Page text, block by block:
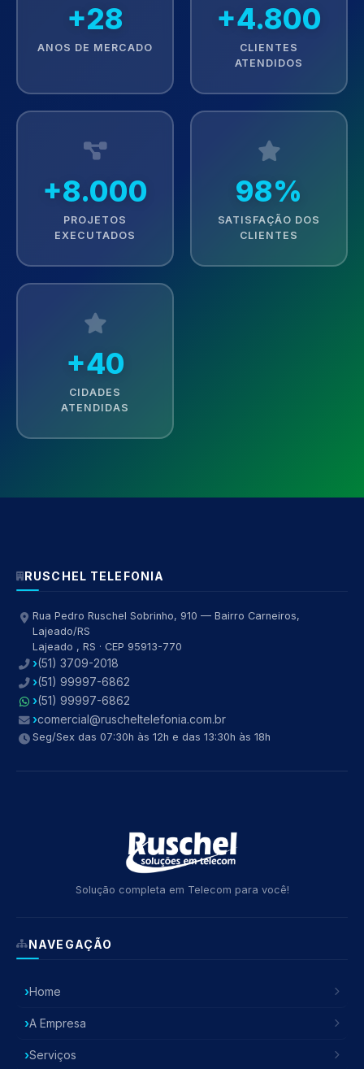
+28
ANOS DE MERCADO
+4.800
CLIENTES
ATENDIDOS
+8.000
PROJETOS
EXECUTADOS
98%
SATISFAÇÃO DOS
CLIENTES
+40
CIDADES
ATENDIDAS
RUSCHEL TELEFONIA
Rua Pedro Ruschel Sobrinho, 910 — Bairro Carneiros,
Lajeado/RS
Lajeado , RS · CEP 95913-770
(51) 3709-2018
(51) 99997-6862
(51) 99997-6862
comercial@ruscheltelefonia.com.br
Seg/Sex das 07:30h às 12h e das 13:30h às 18h
Solução completa em Telecom para você!
NAVEGAÇÃO
Home
A Empresa
Serviços